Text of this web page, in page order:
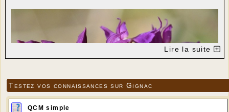
Lire la suite
Testez vos connaissances sur Gignac
QCM simple